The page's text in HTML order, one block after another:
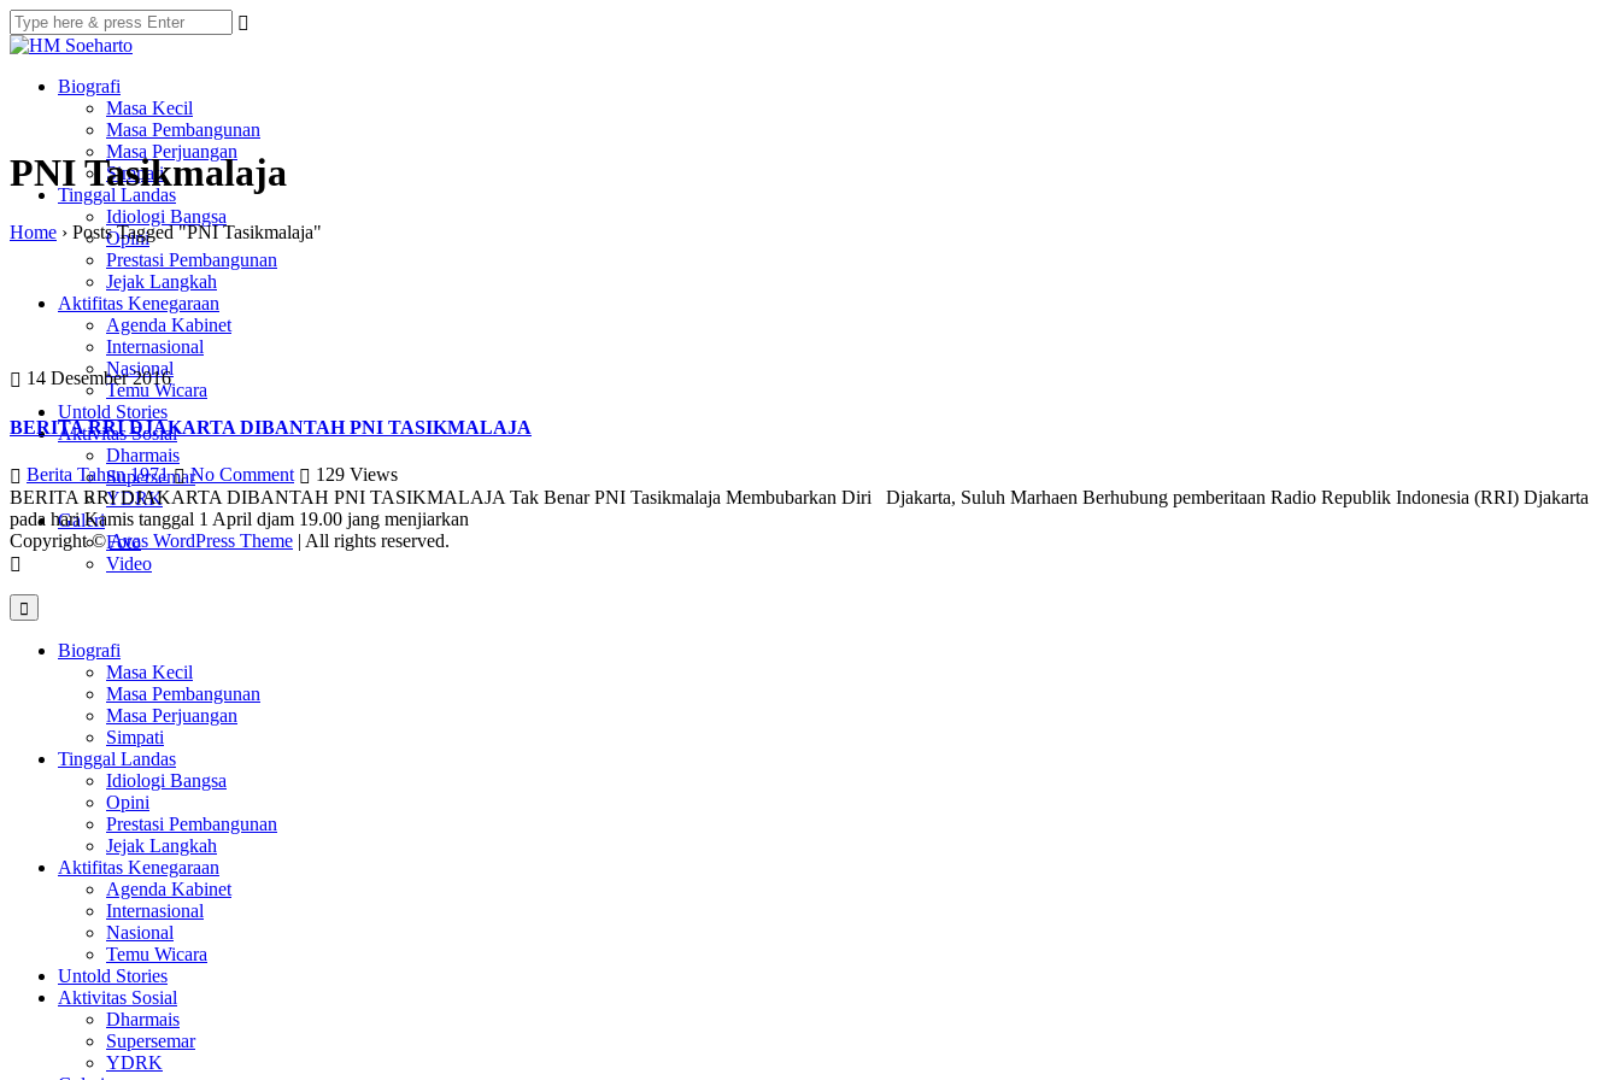
Biografi
Masa Kecil
Masa Pembangunan
Masa Perjuangan
Simpati
Tinggal Landas
Idiologi Bangsa
Opini
Prestasi Pembangunan
Jejak Langkah
Aktifitas Kenegaraan
Agenda Kabinet
Internasional
Nasional
Temu Wicara
Untold Stories
Aktivitas Sosial
Dharmais
Supersemar
YDRK
Galeri
Foto
Video
Biografi
Masa Kecil
Masa Pembangunan
Masa Perjuangan
Simpati
Tinggal Landas
Idiologi Bangsa
Opini
Prestasi Pembangunan
Jejak Langkah
Aktifitas Kenegaraan
Agenda Kabinet
Internasional
Nasional
Temu Wicara
Untold Stories
Aktivitas Sosial
Dharmais
Supersemar
YDRK
PNI Tasikmalaja
Home › Posts Tagged "PNI Tasikmalaja"
14 Desember 2016
BERITA RRI DJAKARTA DIBANTAH PNI TASIKMALAJA
Berita Tahun 1971 No Comment 129 Views
BERITA RRI DJAKARTA DIBANTAH PNI TASIKMALAJA Tak Benar PNI Tasikmalaja Membubarkan Diri Djakarta, Suluh Marhaen Berhubung pemberitaan Radio Republik Indonesia (RRI) Djakarta
pada hari Kamis tanggal 1 April djam 19.00 jang menjiarkan
Copyright ©Avas WordPress Theme | All rights reserved.